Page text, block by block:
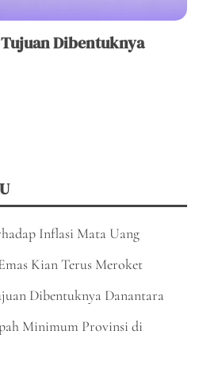
Dibentuknya
Inflasi Mata Uang
Kian Terus Meroket
Dibentuknya Danantara
Minimum Provinsi di